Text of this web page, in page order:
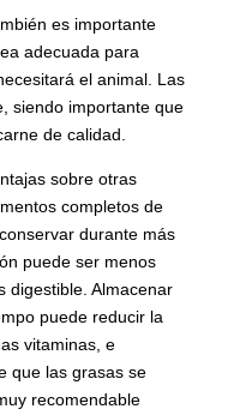
es importante
adecuada para
el animal. Las
siendo importante que
de calidad.
sobre otras
completos de
durante más
puede ser menos
digestible. Almacenar
puede reducir la
vitaminas, e
que las grasas se
recomendable